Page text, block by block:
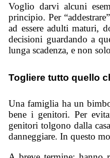
Voglio darvi alcuni
principio. Per
ad essere adulti maturi,
decisioni guardando a
lunga scadenza, e non
Togliere tutto quello
Una famiglia ha un
bene i genitori. Per
genitori tolgono dalla
danneggiare. In questo